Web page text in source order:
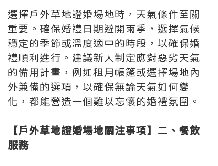
選擇戶外草地證婚場地時，天氣條件至關
重要。確保婚禮日期避開雨季，選擇氣候
穩定的季節或溫度適中的時段，以確保婚
禮順利進行。建議新人制定應對惡劣天氣
的備用計畫，例如租用帳篷或選擇場地內
外兼備的選項，以確保無論天氣如何變
化，都能營造一個難以忘懷的婚禮氛圍。
【戶外草地證婚場地關注事項】二、餐飲
服務